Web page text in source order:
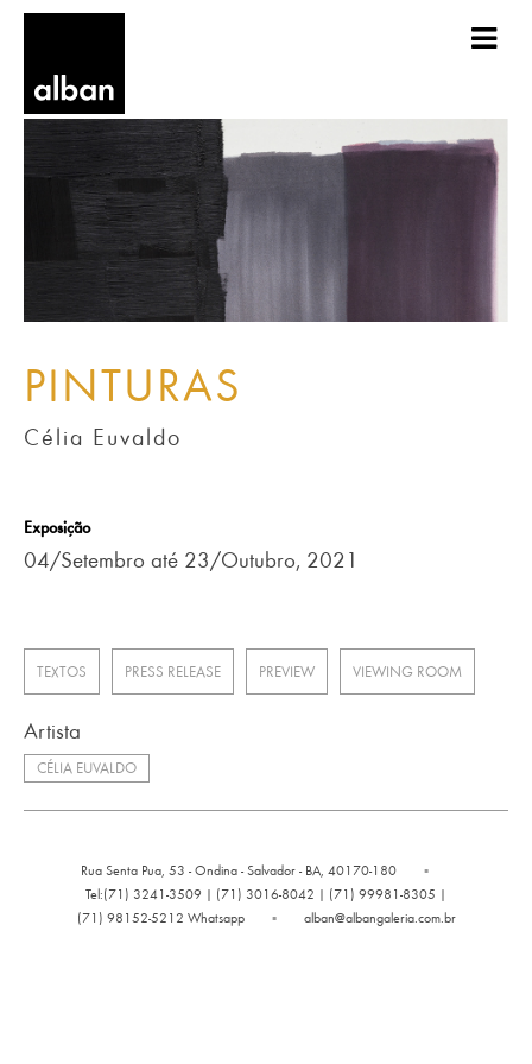
PINTURAS
Célia Euvaldo
Exposição
04/Setembro até 23/Outubro, 2021
TEXTOS PRESS RELEASE PREVIEW VIEWING ROOM
Artista
CÉLIA EUVALDO
Rua Senta Pua, 53 - Ondina - Salvador - BA, 40170-180
▪
Tel:(71) 3241-3509 | (71) 3016-8042 | (71) 99981-8305 |
(71) 98152-5212 Whatsapp
▪ alban@albangaleria.com.br